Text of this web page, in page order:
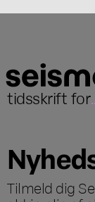
tidsskrift for
Tilmeld dig